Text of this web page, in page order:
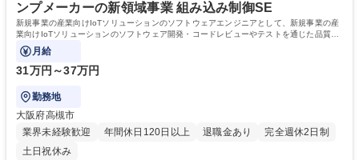
ンプメーカーの新領域事業 組み込み制御SE
新規事業の産業向けIoTソリューションのソフトウェアエンジニアとして、新規事業の産
業向けIoTソリューションのソフトウェア開発・コードレビューやテストを通じた品質管
理をお任せいたします。
月給
31万円～37万円
勤務地
大阪府高槻市
業界未経験歓迎
年間休日120日以上 退職金あり
完全週休2日制
土日祝休み